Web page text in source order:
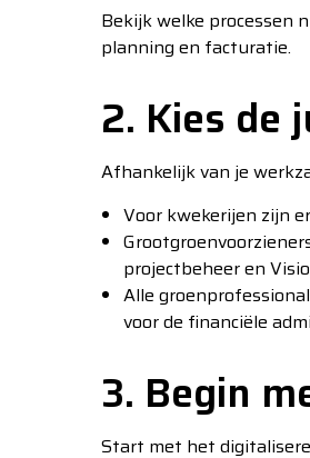
Bekijk welke processen
planning en facturatie.
2. Kies de
Afhankelijk van je
Voor kwekerijen zijn
projectbeheer en
Alle
voor de financiële
3. Begin
Start met het